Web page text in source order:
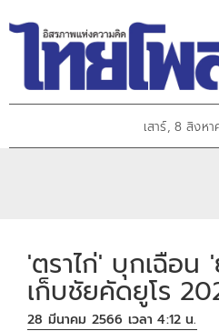
เสาร์, 8 สิงห
'ตราไก่' บุกเฉือน
เก็บชัยคัดยูโร
28 มีนาคม 2566 เวลา 4:12 น.